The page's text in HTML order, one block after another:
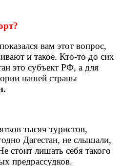
вам этот вопрос,
и такое. Кто-то до сих
это субъект РФ, а для
нашей страны
тысяч туристов,
Дагестан, не слышали,
стоит лишать себя такого
предрассудков.